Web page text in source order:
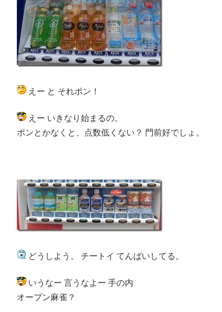
えー と それポン！
えー いきなり始まるの。
ポンとかなくと、点数低くない？ 門前好でしょ。
どうしよう。 チートイ てんぱいしてる。
いうなー 言うなよー 手の内
オープン麻雀？